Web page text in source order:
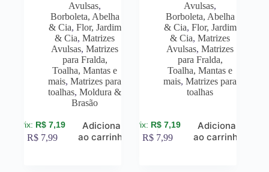
Avulsas,
Borboleta, Abelha
& Cia, Flor, Jardim
& Cia,Matrizes
Avulsas,Matrizes
para Fralda,
Toalha, Mantas e
mais,Matrizes para
toalhas,Moldura &
Brasão
R$ 7,19
R$ 7,99
Adicionar
ao carrinho
Avulsas,
Borboleta, Abelha
& Cia, Flor, Jardim
& Cia,Matrizes
Avulsas,Matrizes
para Fralda,
Toalha, Mantas e
mais,Matrizes para
toalhas
R$ 7,19
R$ 7,99
Adicionar
ao carrinho